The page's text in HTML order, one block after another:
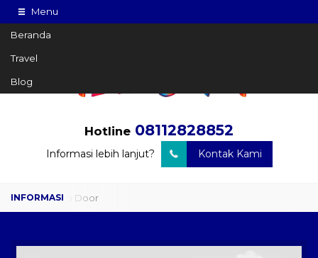
Menu
Beranda
Travel
Blog
Hotline 08112828852
Informasi lebih lanjut? Kontak Kami
Travel Door to Door